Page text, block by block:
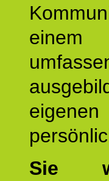
einem
Sie